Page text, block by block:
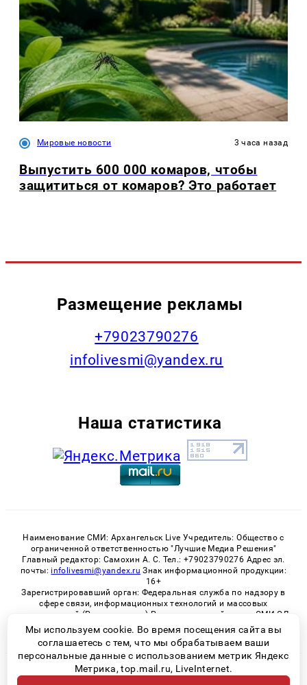
Мировые новости 3 часа назад
Выпустить 600 000 комаров, чтобы
защититься от комаров? Это работает
Размещение рекламы
+79023790276
infolivesmi@yandex.ru
Наша статистика
Наименование СМИ: Архангельск Live Учредитель: Общество с
ограниченной ответственностью "Лучшие Медиа Решения"
Главный редактор: Самохин А. С. Тел.: +79023790276 Адрес эл.
почты: infolivesmi@yandex.ru Знак информационной продукции:
16+
Зарегистрировавший орган: Федеральная служба по надзору в
сфере связи, информационных технологий и массовых
коммуникаций (Роскомнадзор) Регистрационный номер СМИ ЭЛ
№ ФС 77 - 82533 от 21.01.2022
© 2026 «Архангельск Live» | Все права защищены
Мы используем cookie. Во время посещения сайта вы
соглашаетесь с тем, что мы обрабатываем ваши
персональные данные с использованием метрик Яндекс
Метрика, top.mail.ru, LiveInternet.